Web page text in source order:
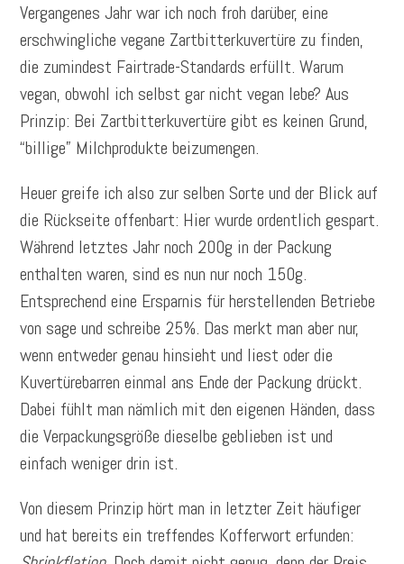
Vergangenes Jahr war ich noch froh darüber, eine
erschwingliche vegane Zartbitterkuvertüre zu finden,
die zumindest Fairtrade-Standards erfüllt. Warum
vegan, obwohl ich selbst gar nicht vegan lebe? Aus
Prinzip: Bei Zartbitterkuvertüre gibt es keinen Grund,
“billige” Milchprodukte beizumengen.
Heuer greife ich also zur selben Sorte und der Blick auf
die Rückseite offenbart: Hier wurde ordentlich gespart.
Während letztes Jahr noch 200g in der Packung
enthalten waren, sind es nun nur noch 150g.
Entsprechend eine Ersparnis für herstellenden Betriebe
von sage und schreibe 25%. Das merkt man aber nur,
wenn entweder genau hinsieht und liest oder die
Kuvertürebarren einmal ans Ende der Packung drückt.
Dabei fühlt man nämlich mit den eigenen Händen, dass
die Verpackungsgröße dieselbe geblieben ist und
einfach weniger drin ist.
Von diesem Prinzip hört man in letzter Zeit häufiger
und hat bereits ein treffendes Kofferwort erfunden: